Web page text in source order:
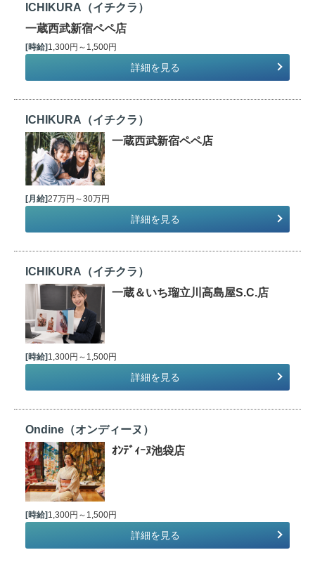
ICHIKURA（イチクラ）
一蔵西武新宿ペペ店
[時給]1,300円～1,500円
詳細を見る
ICHIKURA（イチクラ）
一蔵西武新宿ペペ店
[月給]27万円～30万円
詳細を見る
ICHIKURA（イチクラ）
一蔵＆いち瑠立川高島屋S.C.店
[時給]1,300円～1,500円
詳細を見る
Ondine（オンディーヌ）
ｵﾝﾃﾞｨｰﾇ池袋店
[時給] 1,300円～1,500円
詳細を見る